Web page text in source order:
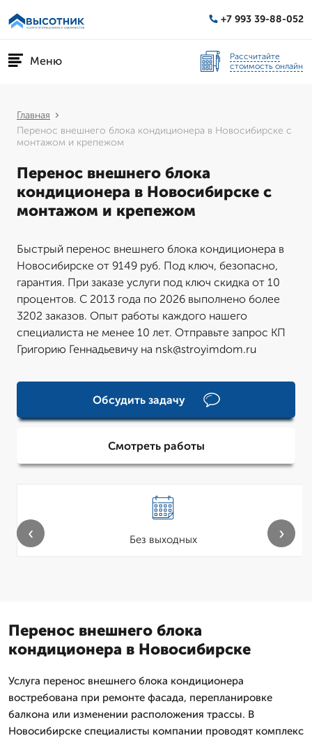
+7 993 39-88-052
Меню
Рассчитайте
стоимость онлайн
Главная
Перенос внешнего блока кондиционера в Новосибирске с
монтажом и крепежом
Перенос внешнего блока
кондиционера в Новосибирске с
монтажом и крепежом
Быстрый перенос внешнего блока кондиционера в
Новосибирске от 9149 руб. Под ключ, безопасно,
гарантия. При заказе услуги под ключ скидка от 10
процентов. С 2013 года по 2026 выполнено более
3202 заказов. Опыт работы каждого нашего
специалиста не менее 10 лет. Отправьте запрос КП
Григорию Геннадьевичу на nsk@stroyimdom.ru
Обсудить задачу
Смотреть работы
Без выходных
‹ ›
Перенос внешнего блока
кондиционера в Новосибирске
Услуга перенос внешнего блока кондиционера
востребована при ремонте фасада, перепланировке
балкона или изменении расположения трассы. В
Новосибирске специалисты компании проводят комплекс